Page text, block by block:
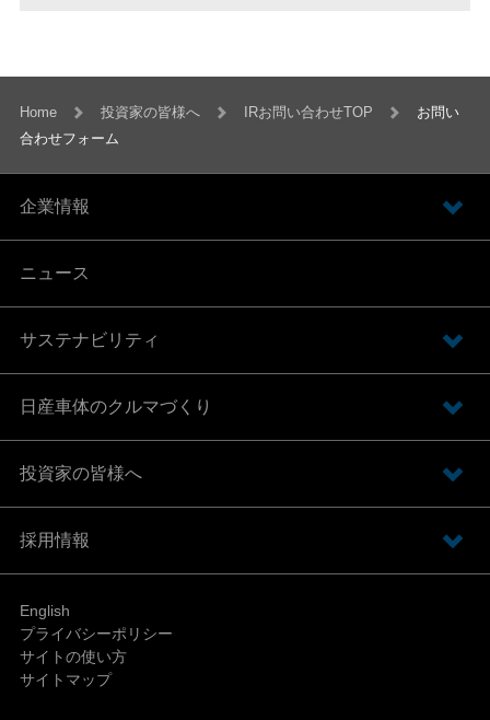
Home 投資家の皆様へ IRお問い合わせTOP
お問い
合わせフォーム
企業情報
ニュース
サステナビリティ
日産車体のクルマづくり
投資家の皆様へ
採用情報
English
プライバシーポリシー
サイトの使い方
サイトマップ